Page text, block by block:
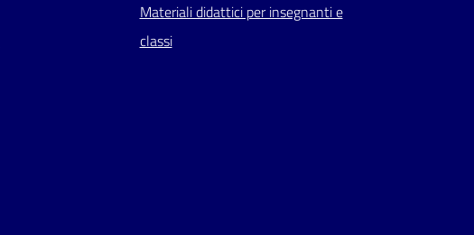
Materiali didattici per insegnanti e
classi